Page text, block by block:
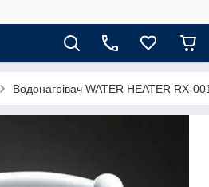
Водонагрівач WATER HEATER RX-